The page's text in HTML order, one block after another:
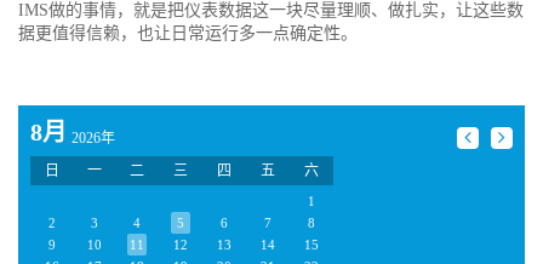
IMS做的事情，就是把仪表数据这一块尽量理顺、做扎实，让这些数
据更值得信赖，也让日常运行多一点确定性。
8月
2026年
日
一 二 三 四 五 六
1
2
3 4 5 6 7
8
9
10 11 12 13 14
15